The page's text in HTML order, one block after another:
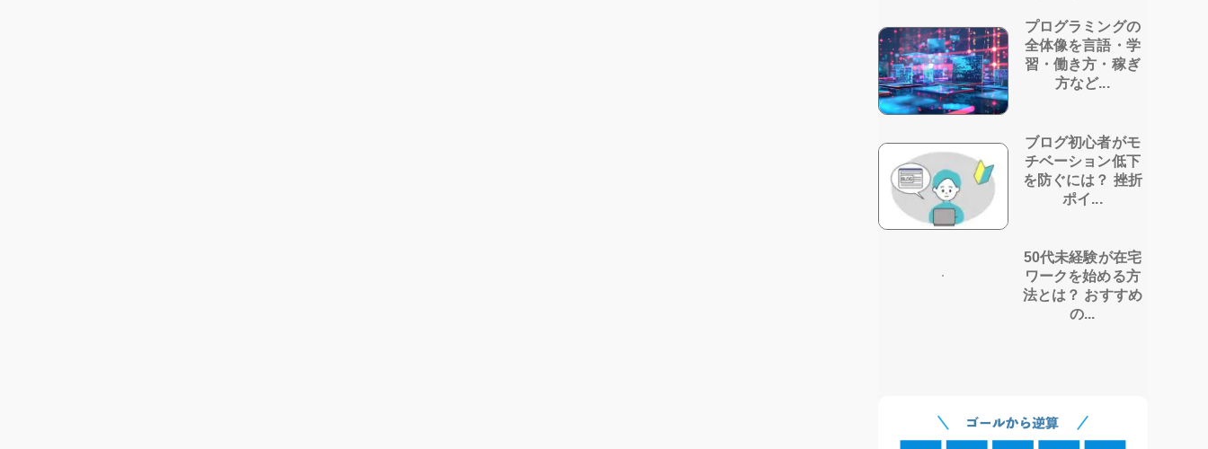
プログラミングの
全体像を言語・学
習・働き方・稼ぎ
方など...
ブログ初心者がモ
チベーション低下
を防ぐには？ 挫折
ポイ...
50代未経験が在宅
ワークを始める方
法とは？ おすすめ
の...